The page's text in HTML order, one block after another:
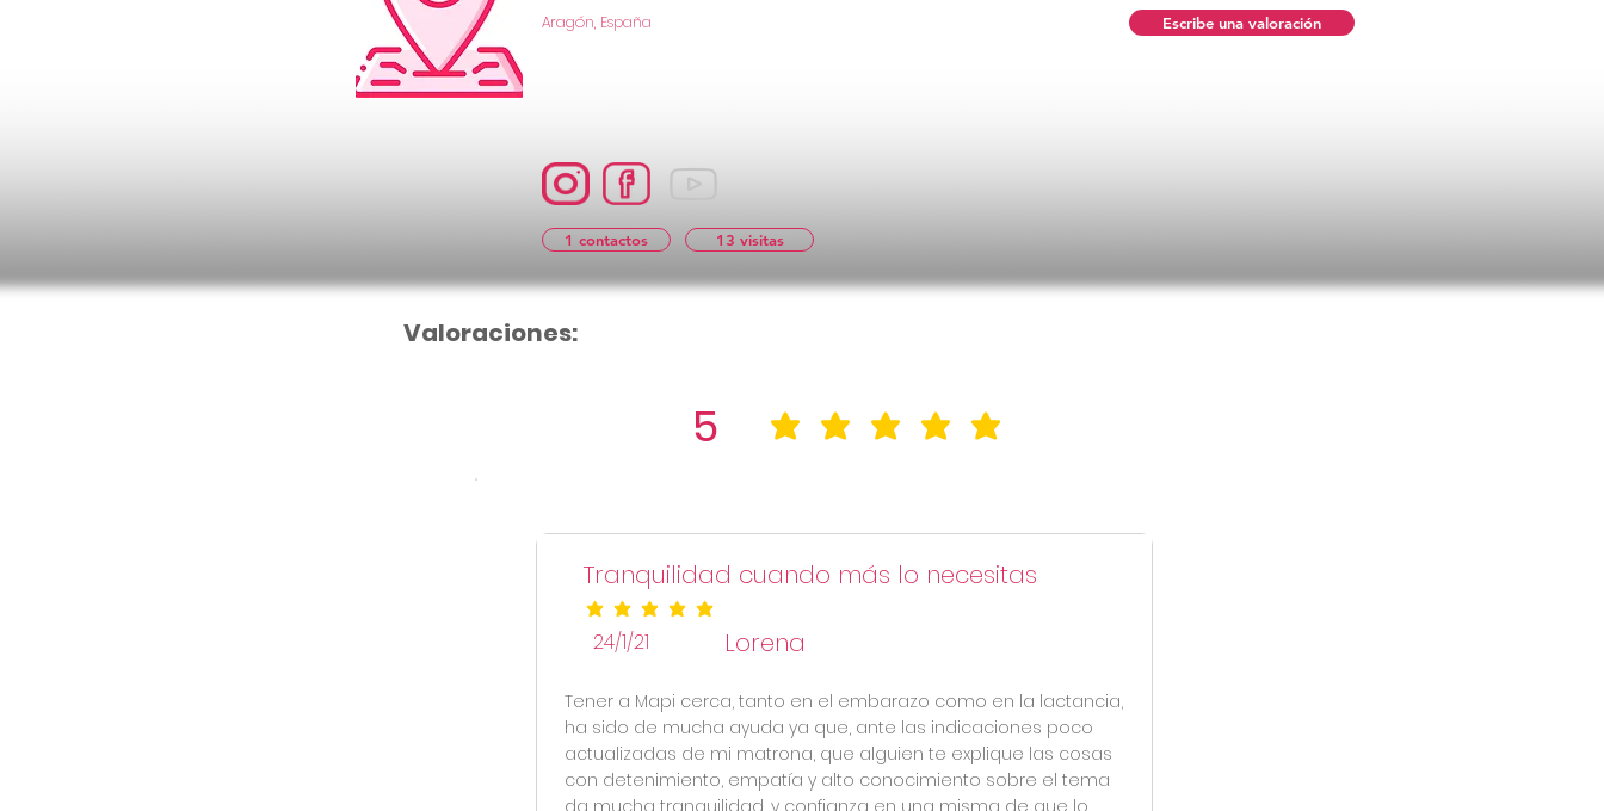
Aragón, España
1 contactos 13 visitas
Escribe una valoración
Valoraciones:
5 la calificación promedio es 5 de 5
Tranquilidad cuando más lo necesitas
la calificación promedio es 5 de 5
24/1/21 Lorena
Tener a Mapi cerca, tanto en el embarazo como en la lactancia,
ha sido de mucha ayuda ya que, ante las indicaciones poco
actualizadas de mi matrona, que alguien te explique las cosas
con detenimiento, empatía y alto conocimiento sobre el tema
da mucha tranquilidad, y confianza en una misma de que lo